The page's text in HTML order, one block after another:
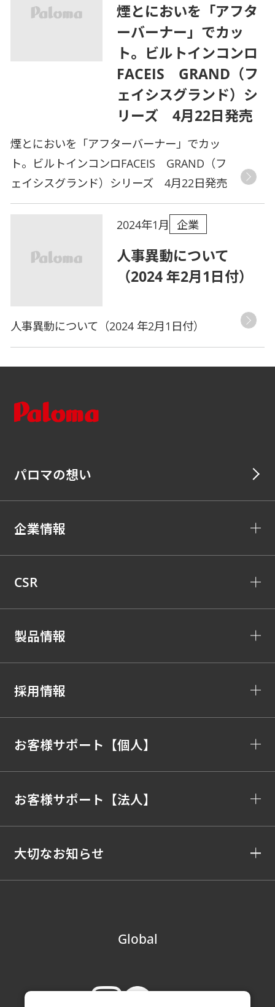
煙とにおいを「アフタ
ーバーナー」でカッ
ト。ビルトインコンロ
FACEIS GRAND（フ
ェイシスグランド）シ
リーズ 4月22日発売
煙とにおいを「アフターバーナー」でカッ
ト。ビルトインコンロFACEIS GRAND（フ
ェイシスグランド）シリーズ 4月22日発売
2024年1月 企業
人事異動について
（2024 年2月1日付）
人事異動について（2024 年2月1日付）
パロマの想い
企業情報
CSR
製品情報
採用情報
お客様サポート【個人】
お客様サポート【法人】
大切なお知らせ
Global